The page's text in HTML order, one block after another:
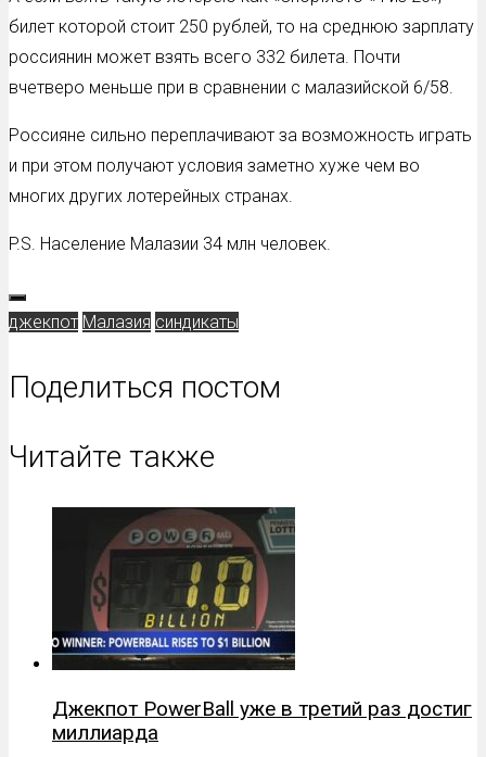
билет которой стоит 250 рублей, то на среднюю зарплату
россиянин может взять всего 332 билета. Почти
вчетверо меньше при в сравнении с малазийской 6/58.
Россияне сильно переплачивают за возможность играть
и при этом получают условия заметно хуже чем во
многих других лотерейных странах.
P.S. Население Малазии 34 млн человек.
джекпот Малазия синдикаты
Поделиться постом
Читайте также
Джекпот PowerBall уже в третий раз достиг
миллиарда